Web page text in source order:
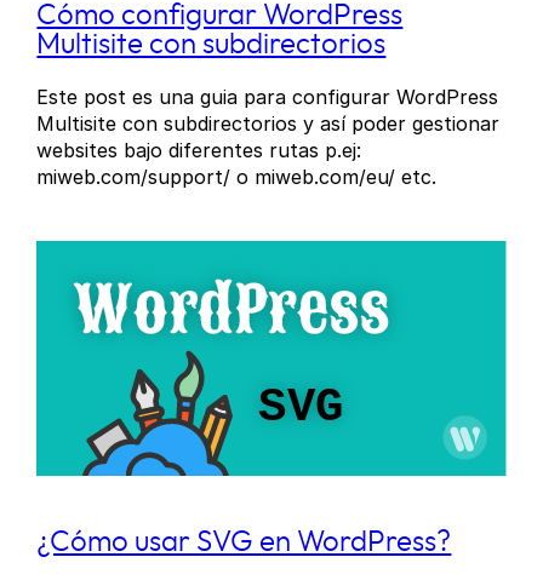
Cómo configurar WordPress
Multisite con subdirectorios
Este post es una guia para configurar WordPress
Multisite con subdirectorios y así poder gestionar
websites bajo diferentes rutas p.ej:
miweb.com/support/ o miweb.com/eu/ etc.
¿Cómo usar SVG en WordPress?